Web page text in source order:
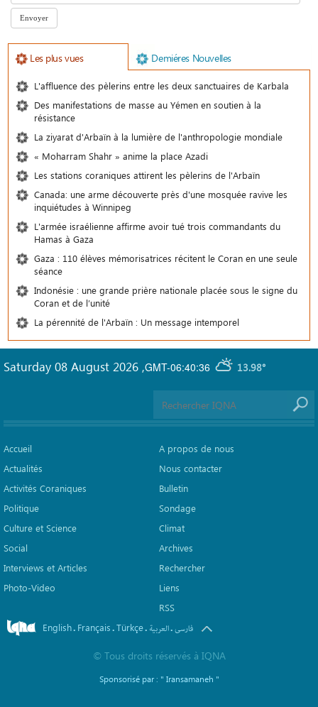
Les plus vues Demiéres Nouvelles
L'affluence des pèlerins entre les deux sanctuaires de Karbala
Des manifestations de masse au Yémen en soutien à la
résistance
La ziyarat d'Arbaïn à la lumière de l'anthropologie mondiale
« Moharram Shahr » anime la place Azadi
Les stations coraniques attirent les pèlerins de l'Arbaïn
Canada: une arme découverte près d'une mosquée ravive les
inquiétudes à Winnipeg
L'armée israélienne affirme avoir tué trois commandants du
Hamas à Gaza
Gaza : 110 élèves mémorisatrices récitent le Coran en une seule
séance
Indonésie : une grande prière nationale placée sous le signe du
Coran et de l’unité
La pérennité de l'Arbaïn : Un message intemporel
GMT-06:40:36 13.98°
Saturday 08 August 2026 ,
Accueil
Actualités
Activités Coraniques
Politique
Culture et Science
Social
Interviews et Articles
Photo-Video
A propos de nous
Nous contacter
Bulletin
Sondage
Climat
Archives
Rechercher
Liens
RSS
English. Français.Türkçe. العربیة.فارسی
© Tous droits réservés à IQNA
Sponsorisé par : " Iransamaneh "